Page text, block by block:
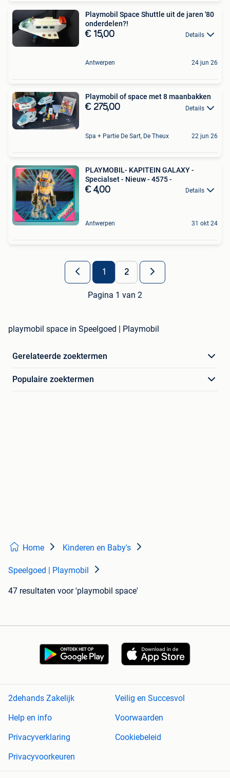
Playmobil Space Shuttle uit de jaren '80
onderdelen?!
€ 15,00 Details
Antwerpen 24 jun 26
Playmobil of space met 8 maanbakken
€ 275,00 Details
Spa + Partie De Sart, De Theux 22 jun 26
PLAYMOBIL- KAPITEIN GALAXY -
Specialset - Nieuw - 4575 -
€ 4,00 Details
Antwerpen 31 okt 24
1 2
Pagina 1 van 2
playmobil space in Speelgoed | Playmobil
Gerelateerde zoektermen
Populaire zoektermen
Home Kinderen en Baby's
Speelgoed | Playmobil
47 resultaten voor 'playmobil space'
2dehands Zakelijk
Veilig en Succesvol
Help en info
Voorwaarden
Privacyverklaring
Cookiebeleid
Privacyvoorkeuren